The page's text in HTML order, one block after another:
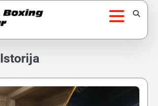
Istorija